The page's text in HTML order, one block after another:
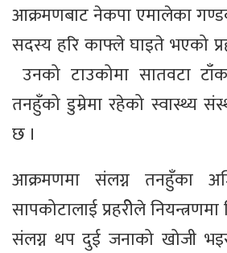
आक्रमणबाट नेकपा एमालेका
सदस्य हरि काफ्ले घाइते भएको
उनको टाउकोमा सातवटा
तनहुँको डुम्रेमा रहेको स्वास्थ्य
छ ।
आक्रमणमा संलग्न तनहुँका
सापकोटालाई प्रहरीेले
संलग्न थप दुई जनाको खोजी